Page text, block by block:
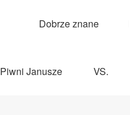
Dobrze znane
Piwni Janusze VS.